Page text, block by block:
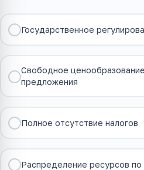
Государственное
Свободное
предложения
Полное отсутствие налогов
Распределение ресурсов по